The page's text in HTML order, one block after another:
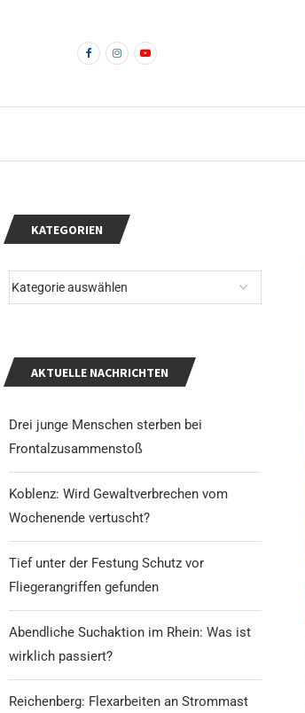
KATEGORIEN
AKTUELLE NACHRICHTEN
Drei junge Menschen sterben bei
Frontalzusammenstoß
Koblenz: Wird Gewaltverbrechen vom
Wochenende vertuscht?
Tief unter der Festung Schutz vor
Fliegerangriffen gefunden
Abendliche Suchaktion im Rhein: Was ist
wirklich passiert?
Reichenberg: Flexarbeiten an Strommast